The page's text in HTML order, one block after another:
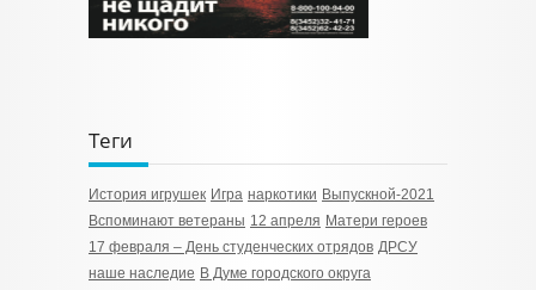
Теги
История игрушек Игра наркотики Выпускной-2021
Вспоминают ветераны 12 апреля Матери героев
17 февраля – День студенческих отрядов ДРСУ
наше наследие В Думе городского округа